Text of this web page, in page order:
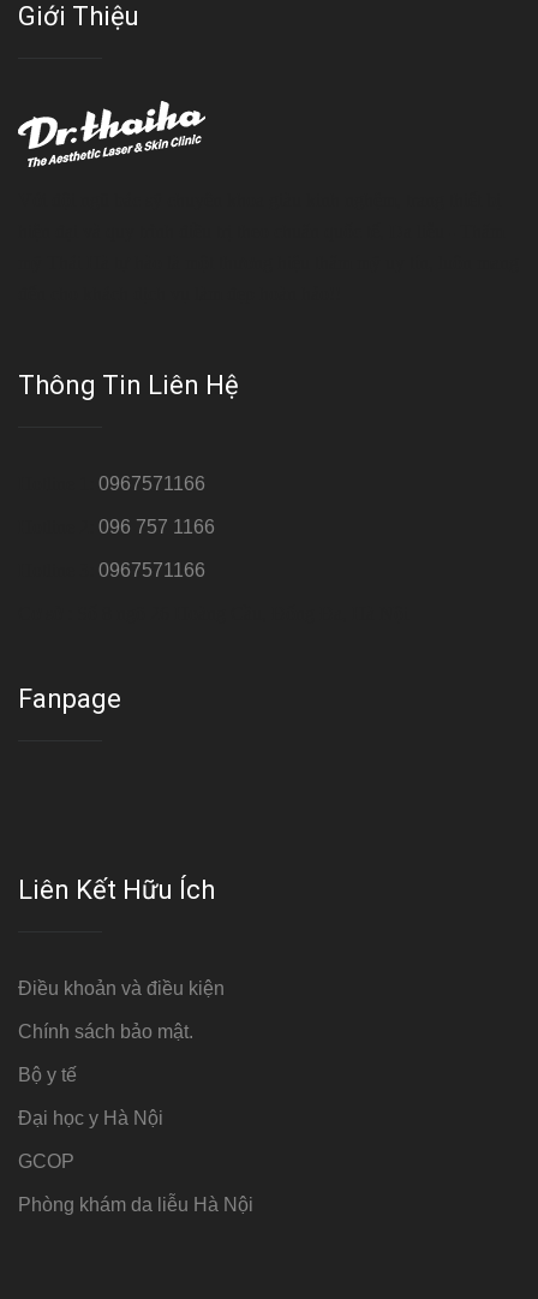
Giới Thiệu
Thông Tin Liên Hệ
0967571166
096 757 1166
0967571166
Fanpage
Liên Kết Hữu Ích
Điều khoản và điều kiện
Chính sách bảo mật.
Bộ y tế
Đại học y Hà Nội
GCOP
Phòng khám da liễu Hà Nội